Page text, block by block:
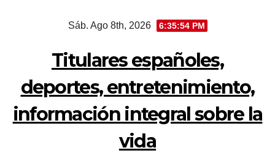
Sáb. Ago 8th, 2026 6:35:54 PM
Titulares españoles,
deportes, entretenimiento,
información integral sobre la
vida